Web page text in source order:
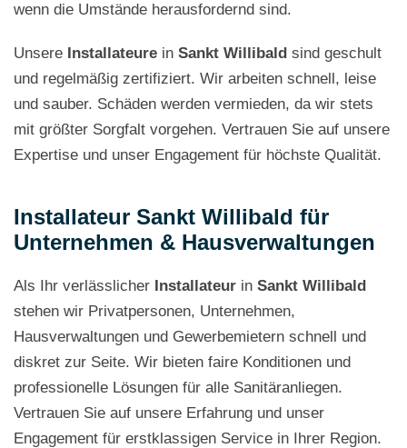
wenn die Umstände herausfordernd sind.
Unsere Installateure in Sankt Willibald sind geschult
und regelmäßig zertifiziert. Wir arbeiten schnell, leise
und sauber. Schäden werden vermieden, da wir stets
mit größter Sorgfalt vorgehen. Vertrauen Sie auf unsere
Expertise und unser Engagement für höchste Qualität.
Installateur Sankt Willibald für
Unternehmen & Hausverwaltungen
Als Ihr verlässlicher Installateur in Sankt Willibald
stehen wir Privatpersonen, Unternehmen,
Hausverwaltungen und Gewerbemietern schnell und
diskret zur Seite. Wir bieten faire Konditionen und
professionelle Lösungen für alle Sanitäranliegen.
Vertrauen Sie auf unsere Erfahrung und unser
Engagement für erstklassigen Service in Ihrer Region.